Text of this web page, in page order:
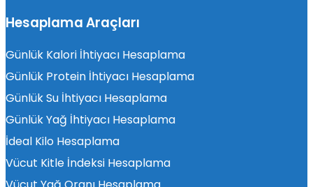
Hesaplama Araçları
Günlük Kalori İhtiyacı Hesaplama
Günlük Protein İhtiyacı Hesaplama
Günlük Su İhtiyacı Hesaplama
Günlük Yağ İhtiyacı Hesaplama
İdeal Kilo Hesaplama
Vücut Kitle İndeksi Hesaplama